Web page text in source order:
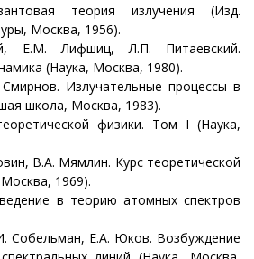
теория излучения (Изд.
Москва, 1956).
Е.М. Лифшиц, Л.П. Питаевский.
(Наука, Москва, 1980).
Излучательные процессы в
школа, Москва, 1983).
физики. Том I (Наука,
В.А. Мямлин. Курс теоретической
1969).
в теорию атомных спектров
Собельман, Е.А. Юков. Возбуждение